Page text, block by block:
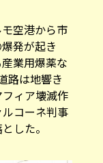
空港から市
発が起き
業用爆薬な
路は地響き
ィア壊滅作
コーネ判事
した。